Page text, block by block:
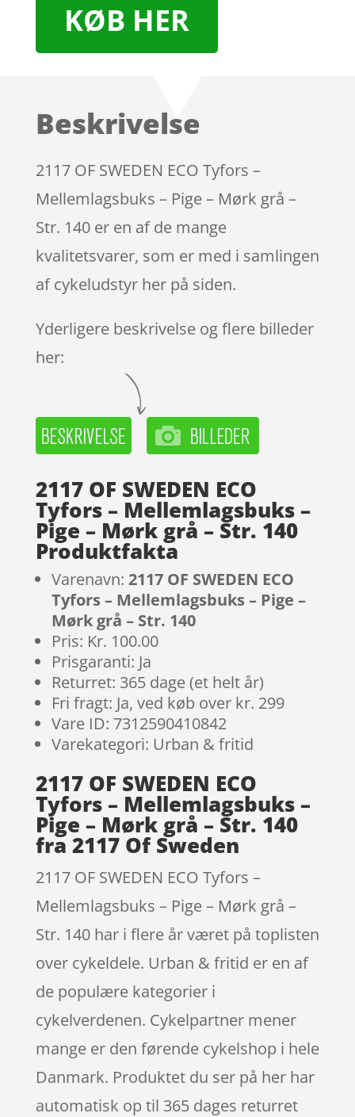
KØB HER
Beskrivelse
2117 OF SWEDEN ECO Tyfors –
Mellemlagsbuks – Pige – Mørk grå –
Str. 140 er en af de mange
kvalitetsvarer, som er med i samlingen
af cykeludstyr her på siden.
Yderligere beskrivelse og flere billeder
her:
2117 OF SWEDEN ECO
Tyfors – Mellemlagsbuks –
Pige – Mørk grå – Str. 140
Produktfakta
Varenavn: 2117 OF SWEDEN ECO
Tyfors – Mellemlagsbuks – Pige –
Mørk grå – Str. 140
Pris: Kr. 100.00
Prisgaranti: Ja
Returret: 365 dage (et helt år)
Fri fragt: Ja, ved køb over kr. 299
Vare ID: 7312590410842
Varekategori: Urban & fritid
2117 OF SWEDEN ECO
Tyfors – Mellemlagsbuks –
Pige – Mørk grå – Str. 140
fra 2117 Of Sweden
2117 OF SWEDEN ECO Tyfors –
Mellemlagsbuks – Pige – Mørk grå –
Str. 140 har i flere år været på toplisten
over cykeldele. Urban & fritid er en af
de populære kategorier i
cykelverdenen. Cykelpartner mener
mange er den førende cykelshop i hele
Danmark. Produktet du ser på her har
automatisk op til 365 dages returret